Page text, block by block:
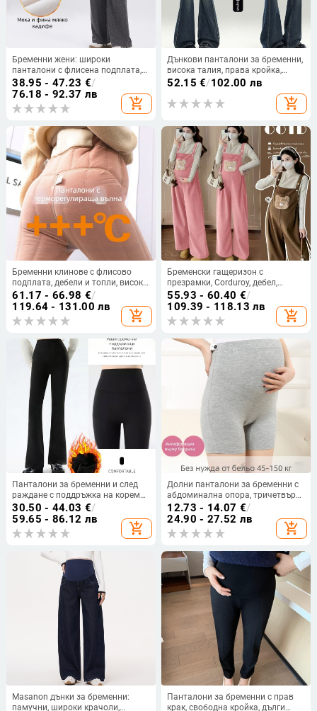
Бременни жени: широки
панталони с флисена подплата,
талия с поддържащ ластик и
връзка, дебела овча велюрова
материя, полиестрова смес,
есенно-зимна топлина
38.95 - 47.23 €/
76.18 - 92.37 лв
add_shopping_cart
Дънкови панталони за бременни,
висока талия, права кройка,
дълги панталони, нормална
52.15 €/102.00 лв
add_shopping_cart
Бременни клинове с флисово
подплата, дебели и топли, висока
талия, прилепнали, черни, голям
размер
61.17 - 66.98 €/
119.64 - 131.00 лв
add_shopping_cart
Бременски гащеризон с
презрамки, Corduroy, дебел,
свободен модел, плюс размер,
дълги панталони, карикатурна
мечка, есен-зима 2025
55.93 - 60.40 €/
109.39 - 118.13 лв
add_shopping_cart
Панталони за бременни и след
раждане с поддръжка на корема,
плътен материал,
микроеластичност, полиестер
30–50%, тесен силует
30.50 - 44.03 €/
59.65 - 86.12 лв
add_shopping_cart
Долни панталони за бременни с
абдоминална опора, тричетвърт
дължина, модална материя (90–
95% модал) в смеси с
регенерирани целулозни влакна,
тесен силует
12.73 - 14.07 €/
24.90 - 27.52 лв
add_shopping_cart
Masanon дънки за бременни:
памучни, широки крачоли,
Панталони за бременни с прав
крак, свободна кройка, дълги